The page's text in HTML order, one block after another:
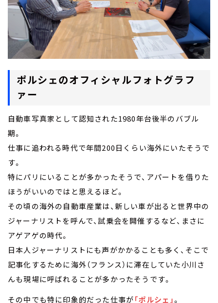
ポルシェのオフィシャルフォトグラフ
ァー
自動車写真家として認知された1980年台後半のバブル
期。
仕事に追われる時代で年間200日くらい海外にいたそうで
す。
特にパリにいることが多かったそうで、アパートを借りた
ほうがいいのではと思えるほど。
その頃の海外の自動車産業は、新しい車が出ると世界中の
ジャーナリストを呼んで、試乗会を開催するなど、まさに
アゲアゲの時代。
日本人ジャーナリストにも声がかかることも多く、そこで
記事化するために海外（フランス）に滞在していた小川さ
んも現場に呼ばれることが多かったそうです。
その中でも特に印象的だった仕事が「ポルシェ」。